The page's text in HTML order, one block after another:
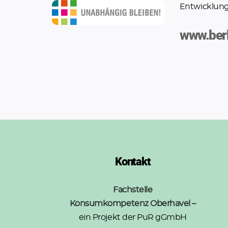
Kontakt
Fachstelle
Konsumkompetenz Oberhavel –
ein Projekt der PuR gGmbH